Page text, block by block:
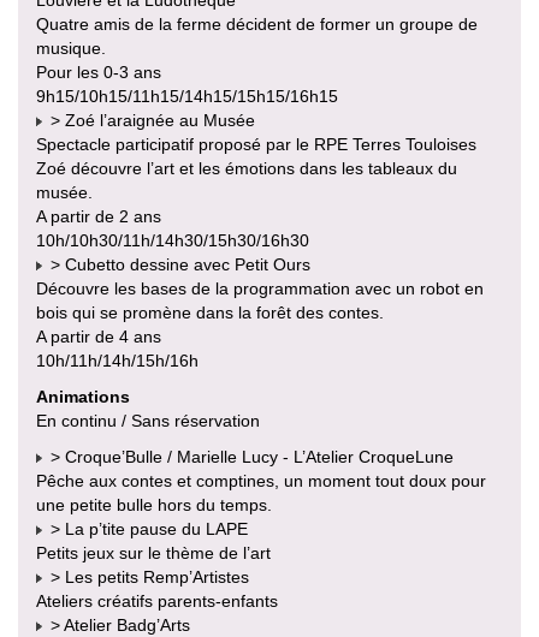
Quatre amis de la ferme décident de former un groupe de
musique.
Pour les 0-3 ans
9h15/10h15/11h15/14h15/15h15/16h15
> Zoé l’araignée au Musée
Spectacle participatif proposé par le RPE Terres Touloises
Zoé découvre l’art et les émotions dans les tableaux du
musée.
A partir de 2 ans
10h/10h30/11h/14h30/15h30/16h30
> Cubetto dessine avec Petit Ours
Découvre les bases de la programmation avec un robot en
bois qui se promène dans la forêt des contes.
A partir de 4 ans
10h/11h/14h/15h/16h
Animations
En continu / Sans réservation
> Croque’Bulle / Marielle Lucy - L’Atelier CroqueLune
Pêche aux contes et comptines, un moment tout doux pour
une petite bulle hors du temps.
> La p’tite pause du LAPE
Petits jeux sur le thème de l’art
> Les petits Remp’Artistes
Ateliers créatifs parents-enfants
> Atelier Badg’Arts